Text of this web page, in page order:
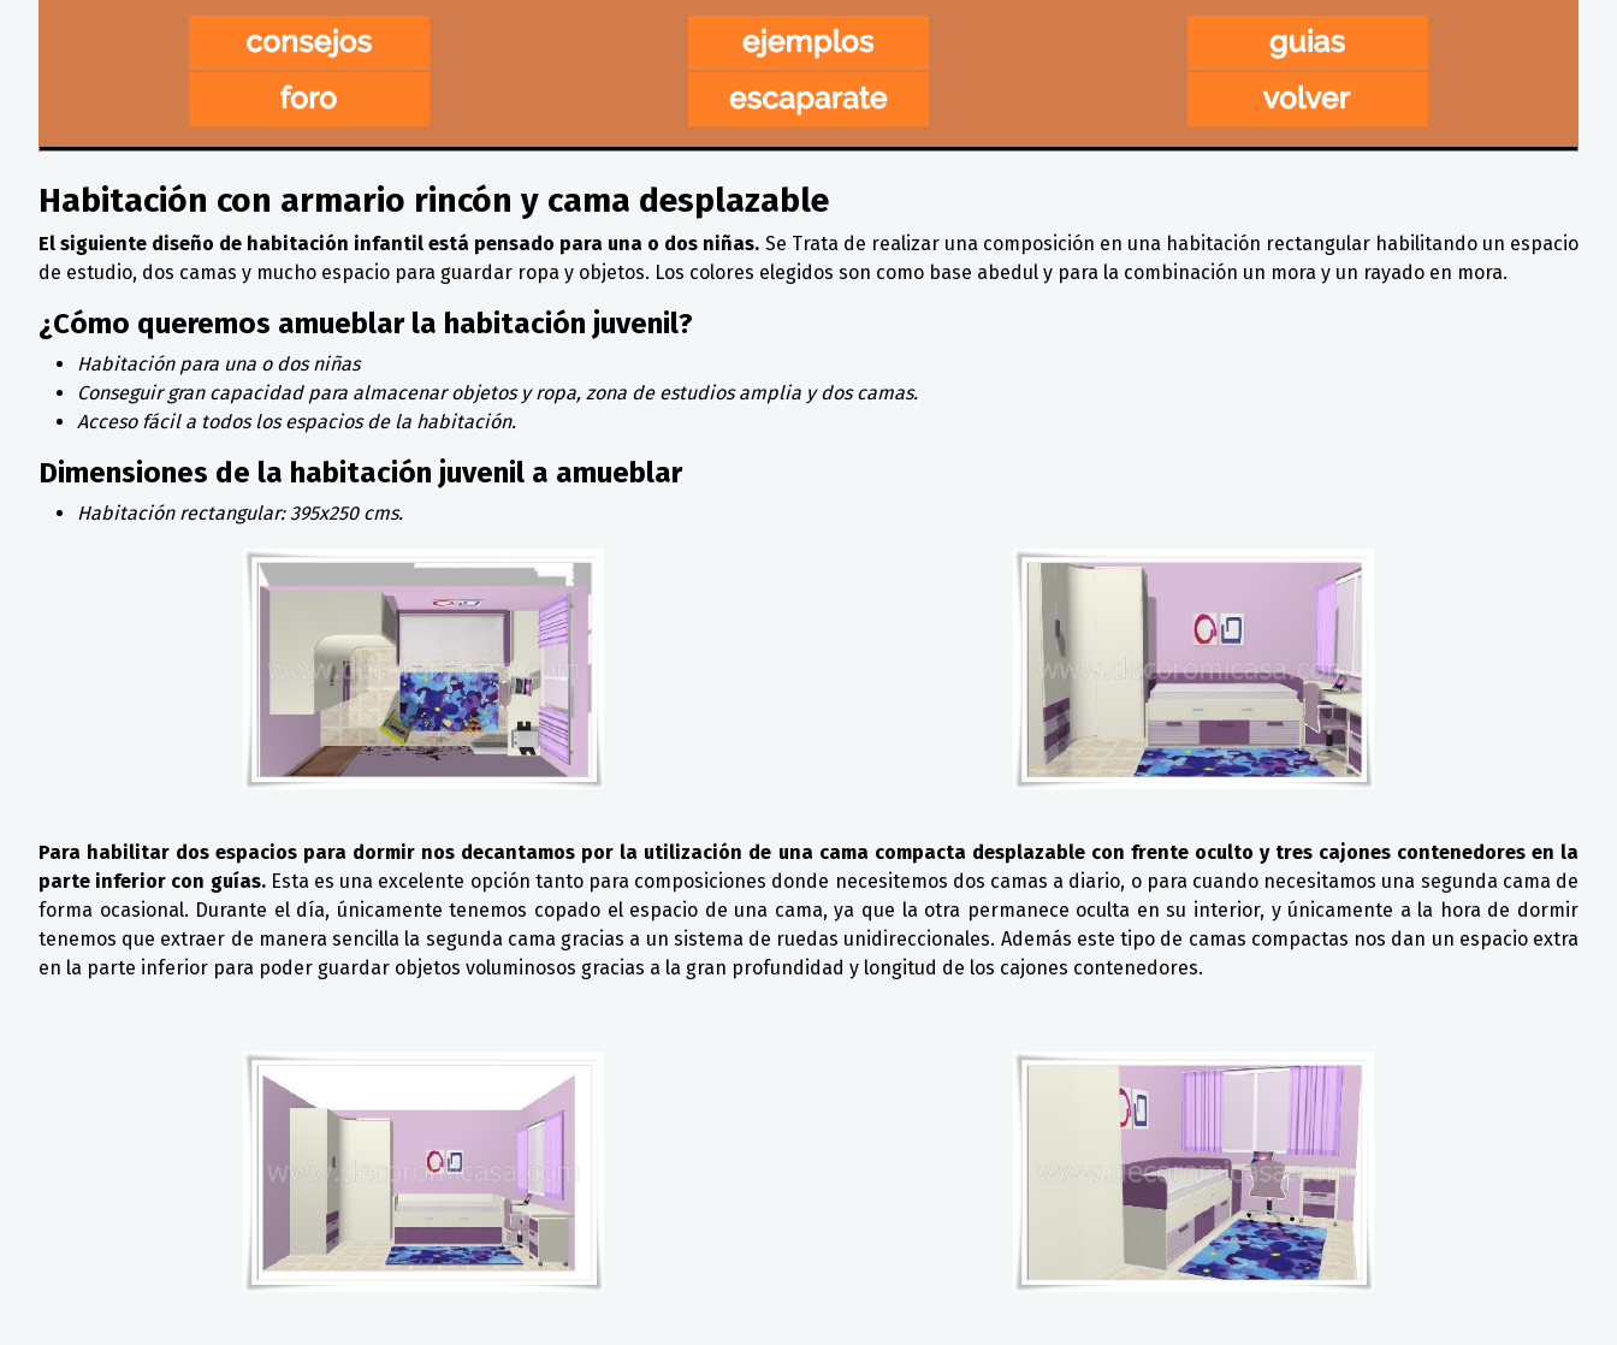
Habitación con armario rincón y cama desplazable
El siguiente diseño de habitación infantil está pensado para una o dos niñas. Se Trata de realizar una composición en una habitación rectangular habilitando un espacio
de estudio, dos camas y mucho espacio para guardar ropa y objetos. Los colores elegidos son como base abedul y para la combinación un mora y un rayado en mora.
¿Cómo queremos amueblar la habitación juvenil?
Habitación para una o dos niñas
Conseguir gran capacidad para almacenar objetos y ropa, zona de estudios amplia y dos camas.
Acceso fácil a todos los espacios de la habitación.
Dimensiones de la habitación juvenil a amueblar
Habitación rectangular: 395x250 cms.
Para habilitar dos espacios para dormir nos decantamos por la utilización de una cama compacta desplazable con frente oculto y tres cajones contenedores en la
parte inferior con guías. Esta es una excelente opción tanto para composiciones donde necesitemos dos camas a diario, o para cuando necesitamos una segunda cama de
forma ocasional. Durante el día, únicamente tenemos copado el espacio de una cama, ya que la otra permanece oculta en su interior, y únicamente a la hora de dormir
tenemos que extraer de manera sencilla la segunda cama gracias a un sistema de ruedas unidireccionales. Además este tipo de camas compactas nos dan un espacio extra
en la parte inferior para poder guardar objetos voluminosos gracias a la gran profundidad y longitud de los cajones contenedores.